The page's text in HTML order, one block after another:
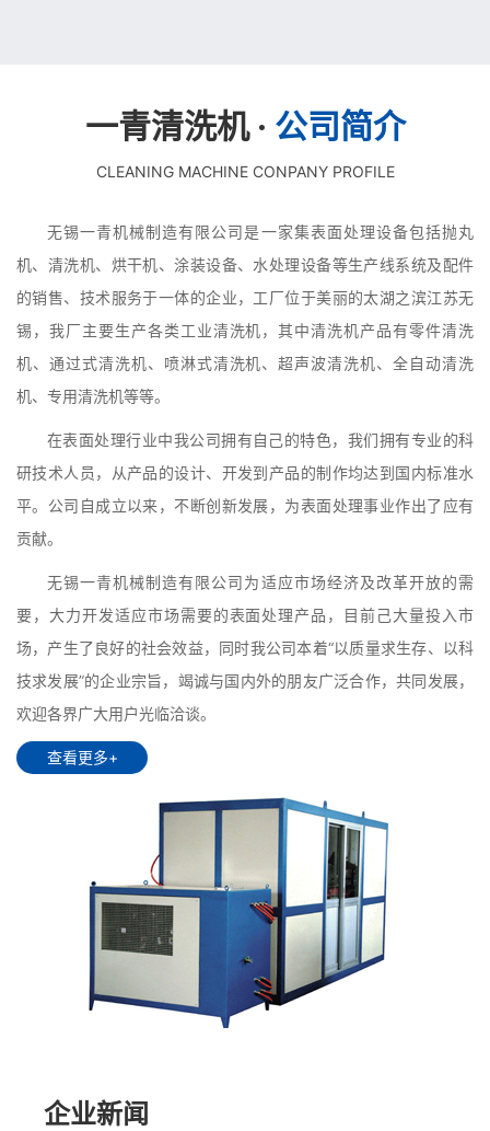
一青清洗机 · 公司简介
CLEANING MACHINE CONPANY PROFILE
无锡一青机械制造有限公司是一家集表面处理设备包括抛丸
机、清洗机、烘干机、涂装设备、水处理设备等生产线系统及配件
的销售、技术服务于一体的企业，工厂位于美丽的太湖之滨江苏无
锡，我厂主要生产各类工业清洗机，其中清洗机产品有零件清洗
机、通过式清洗机、喷淋式清洗机、超声波清洗机、全自动清洗
机、专用清洗机等等。
在表面处理行业中我公司拥有自己的特色，我们拥有专业的科
研技术人员，从产品的设计、开发到产品的制作均达到国内标准水
平。公司自成立以来，不断创新发展，为表面处理事业作出了应有
贡献。
无锡一青机械制造有限公司为适应市场经济及改革开放的需
要，大力开发适应市场需要的表面处理产品，目前己大量投入市
场，产生了良好的社会效益，同时我公司本着“以质量求生存、以科
技求发展”的企业宗旨，竭诚与国内外的朋友广泛合作，共同发展，
欢迎各界广大用户光临洽谈。
查看更多+
企业新闻